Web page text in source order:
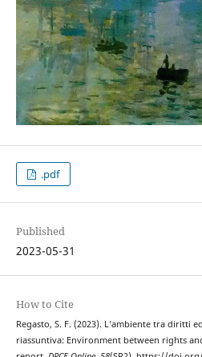
.pdf
Published
2023-05-31
How to Cite
Regasto, S. F. (2023). L’ambiente tra diritti
riassuntiva: Environment between rights